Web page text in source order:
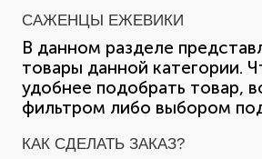
САЖЕНЦЫ ЕЖЕВИКИ
В данном разделе
товары данной категории.
удобнее подобрать товар,
фильтром либо выбором
КАК СДЕЛАТЬ ЗАКАЗ?